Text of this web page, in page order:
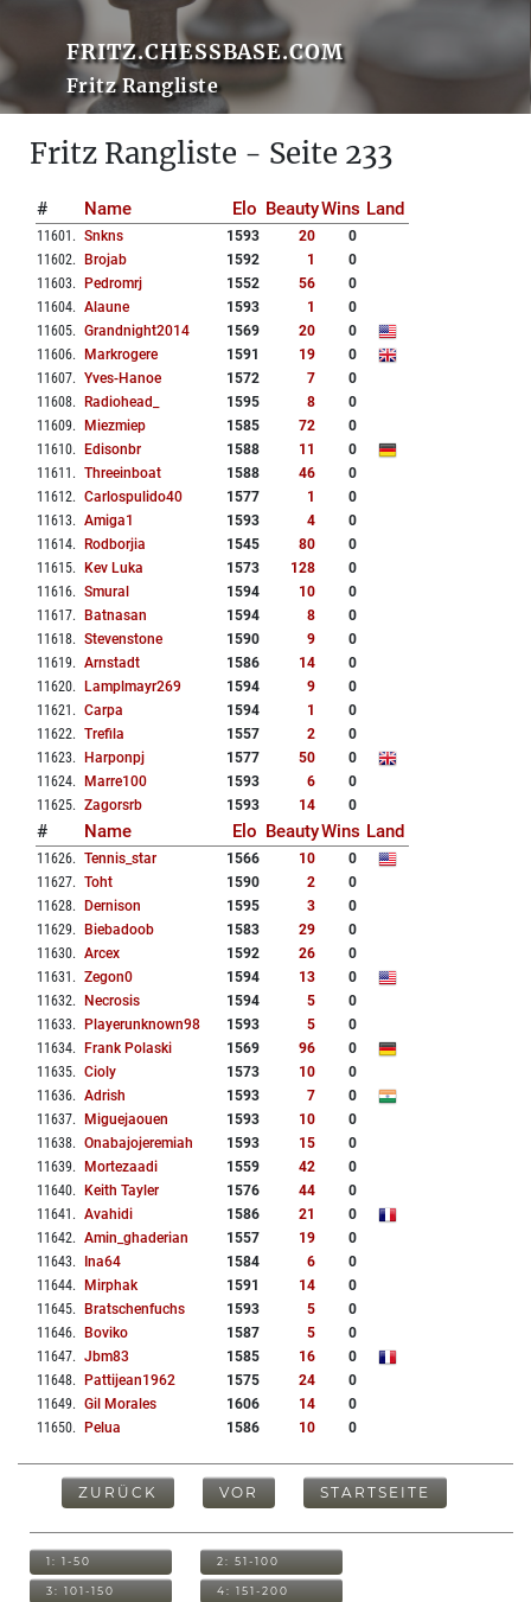
FRITZ.CHESSBASE.COM
Fritz Rangliste
Fritz Rangliste - Seite 233
# Name Elo BeautyWins Land
11601 . Snkns 1593 20
0
11602. Brojab 1592 1
0
11603. Pedromrj 1552 56
0
11604. Alaune 1593 1
0
11605. Grandnight2014 1569 20
0
11606. Markrogere 1591 19
0
11607. Yves-Hanoe 1572 7
0
11608. Radiohead_ 1595 8
0
11609. Miezmiep 1585 72
0
11610. Edisonbr 1588 11
0
11611 . Threeinboat 1588 46
0
11612. Carlospulido40 1577 1
0
11613. Amiga1 1593 4
0
11614. Rodborjia 1545 80
0
11615. Kev Luka 1573 128
0
11616. Smural 1594 10
0
11617. Batnasan 1594 8
0
11618. Stevenstone 1590 9
0
11619. Arnstadt 1586 14
0
11620. Lamplmayr269 1594 9
0
11621 . Carpa 1594 1
0
11622. Trefila 1557 2
0
11623. Harponpj 1577 50
0
11624. Marre100 1593 6
0
11625. Zagorsrb 1593 14 0
# Name Elo BeautyWins Land
11626. Tennis_star 1566 10
0
11627. Toht 1590 2
0
11628. Dernison 1595 3
0
11629. Biebadoob 1583 29
0
11630. Arcex 1592 26
0
11631 . Zegon0 1594 13
0
11632. Necrosis 1594 5
0
11633. Playerunknown98 1593 5
0
11634. Frank Polaski 1569 96
0
11635. Cioly 1573 10
0
11636. Adrish 1593 7
0
11637. Miguejaouen 1593 10
0
11638. Onabajojeremiah 1593 15
0
11639. Mortezaadi 1559 42
0
11640. Keith Tayler 1576 44
0
11641 . Avahidi 1586 21
0
11642. Amin_ghaderian 1557 19
0
11643. Ina64 1584 6
0
11644. Mirphak 1591 14
0
11645. Bratschenfuchs 1593 5
0
11646. Boviko 1587 5
0
11647. Jbm83 1585 16
0
11648. Pattijean1962 1575 24
0
11649. Gil Morales 1606 14
0
11650. Pelua 1586 10 0
ZURÜCK VOR STARTSEITE
1: 1-50 2: 51-100
3: 101-150 4: 151-200